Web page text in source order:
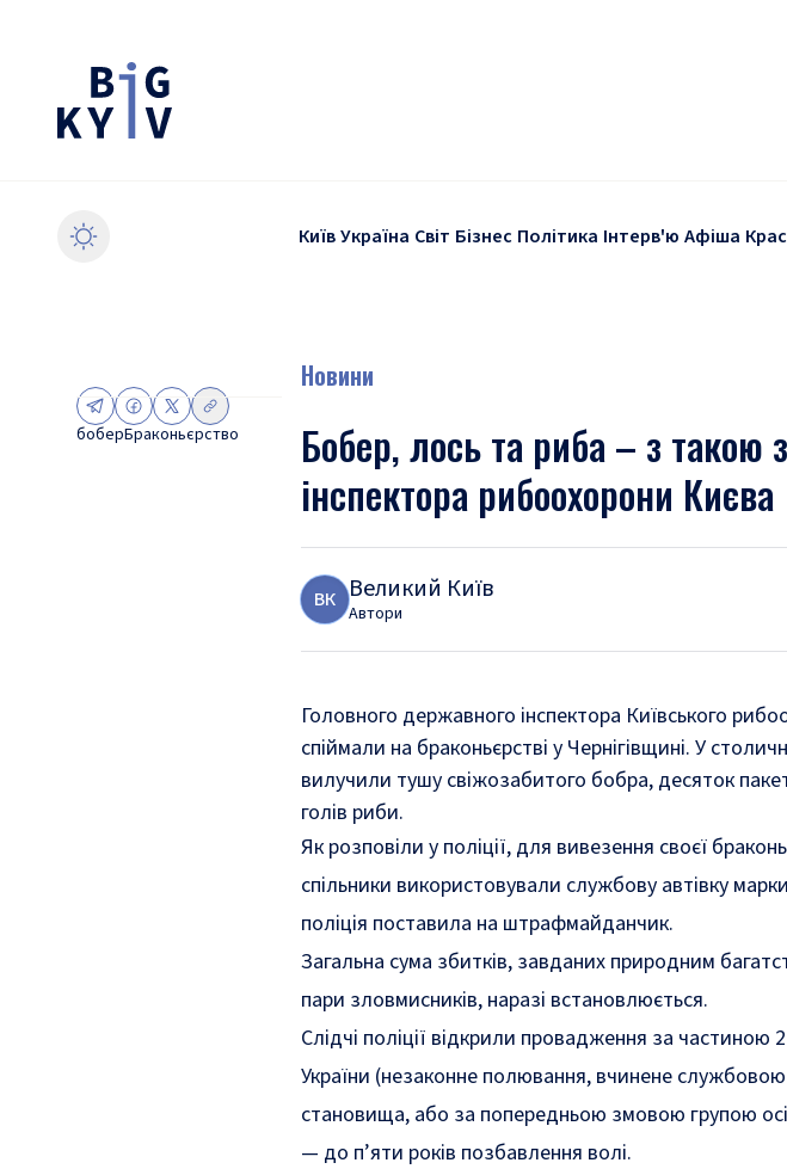
КиївУкраїна Світ Бізнес Політика Інтерв'ю Афіша
боберБраконьєрство
Новини
Бобер, лось та риба – з такою
інспектора рибоохорони Києва
ВК Великий Київ
Автори
Головного державного інспектора Київського
спіймали на браконьєрстві у Чернігівщині. У
вилучили тушу свіжозабитого бобра, десяток
голів риби.
Як розповіли у поліції, для вивезення своєї
спільники використовували службову автівку
поліція поставила на штрафмайданчик.
Загальна сума збитків, завданих природним
пари зловмисників, наразі встановлюється.
Слідчі поліції відкрили провадження за частиною
України (незаконне полювання, вчинене
становища, або за попередньою змовою групою
— до п’яти років позбавлення волі.